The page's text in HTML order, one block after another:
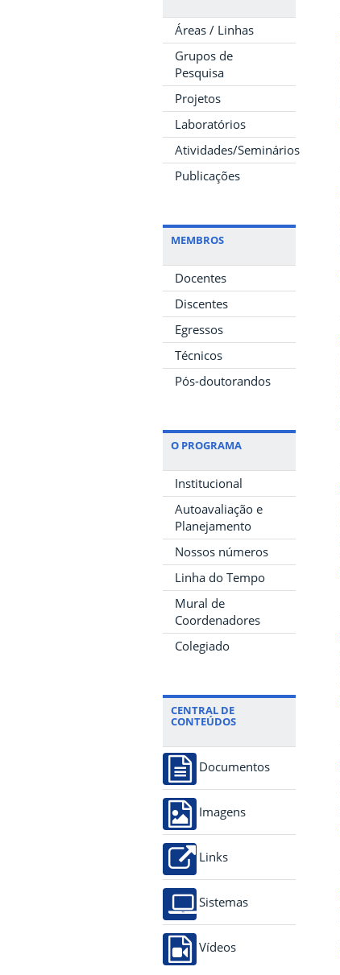
Áreas / Linhas
Grupos de
Pesquisa
Projetos
Laboratórios
Atividades/Seminários
Publicações
MEMBROS
Docentes
Discentes
Egressos
Técnicos
Pós-doutorandos
O PROGRAMA
Institucional
Autoavaliação e
Planejamento
Nossos números
Linha do Tempo
Mural de
Coordenadores
Colegiado
CENTRAL DE
CONTEÚDOS
Documentos
Imagens
Links
Sistemas
Vídeos